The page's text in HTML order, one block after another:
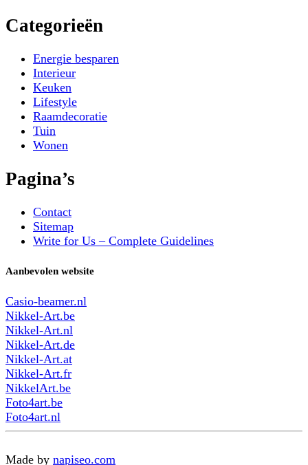
Categorieën
Energie besparen
Interieur
Keuken
Lifestyle
Raamdecoratie
Tuin
Wonen
Pagina’s
Contact
Sitemap
Write for Us – Complete Guidelines
Aanbevolen website
Casio-beamer.nl
Nikkel-Art.be
Nikkel-Art.nl
Nikkel-Art.de
Nikkel-Art.at
Nikkel-Art.fr
NikkelArt.be
Foto4art.be
Foto4art.nl
Made by napiseo.com